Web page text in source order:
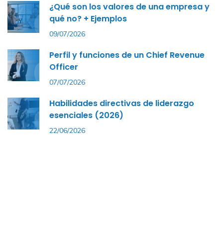
¿Qué son los valores de una empresa y
qué no? + Ejemplos
09/07/2026
Perfil y funciones de un Chief Revenue
Officer
07/07/2026
Habilidades directivas de liderazgo
esenciales (2026)
22/06/2026